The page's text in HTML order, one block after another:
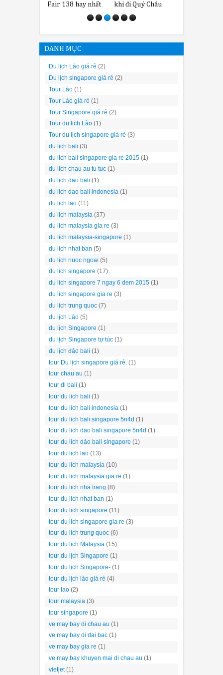
Fair 138 hay nhất khi đi Quý Châu Quốc
DANH MỤC
Du lịch Lào giá rẻ (2)
Du lịch singapore giá rẻ (2)
Tour Lào (1)
Tour Lào giá rẻ (1)
Tour Singapore giá rẻ (2)
Tour du lịch Lào (1)
Tour du lịch singapore giá rẻ (3)
du lich bali (3)
du lich bali singapore gia re 2015 (1)
du lich chau au tu tuc (1)
du lich dao bali (1)
du lich dao bali indonesia (1)
du lich lao (11)
du lich malaysia (37)
du lich malaysia gia re (3)
du lich malaysia-singapore (1)
du lich nhat ban (5)
du lich nuoc ngoai (5)
du lich singapore (17)
du lich singapore 7 ngay 6 dem 2015 (1)
du lich singapore gia re (3)
du lich trung quoc (7)
du lịch Lào (5)
du lịch Singapore (1)
du lịch Singapore tự túc (1)
du lịch đảo bali (1)
tour Du lịch singapore giá rẻ. (1)
tour chau au (1)
tour di bali (1)
tour du lich bali (1)
tour du lich bali indonesia (1)
tour du lich bali singapore 5n4d (1)
tour du lich dao bali singapore 5n4d (1)
tour du lich dảo bali singapore (1)
tour du lich lao (13)
tour du lich malaysia (10)
tour du lich malaysia gia re (1)
tour du lich nha trang (8)
tour du lich nhat ban (1)
tour du lich singapore (11)
tour du lich singapore gia re (3)
tour du lich trung quoc (6)
tour du lịch Malaysia (15)
tour du lịch Singapore (1)
tour du lịch Singapore- (1)
tour du lịch lào giá rẻ (4)
tour lao (2)
tour malaysia (3)
tour singapore (1)
ve may bay di chau au (1)
ve may bay di dai bac (1)
ve may bay gia re (1)
ve may bay khuyen mai di chau au (1)
vietjet (1)